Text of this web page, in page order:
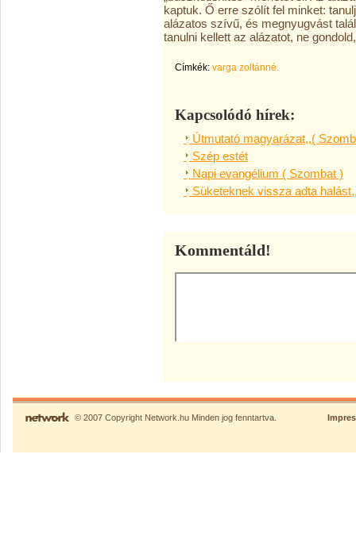
kaptuk. Ő erre szólít fel minket:
alázatos szívű, és megnyugvást
tanulni kellett az alázatot, ne
Címkék: varga zoltánné.
Kapcsolódó hírek:
Útmutató magyarázat,,(
Szép estét
Napi evangélium ( Szombat )
Süketeknek vissza adta
Kommentáld!
© 2007 Copyright Network.hu Minden jog fenntartva.